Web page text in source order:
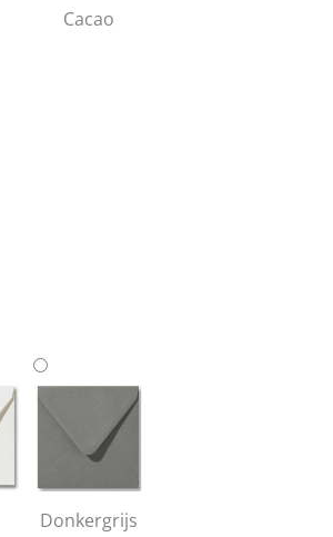
Cacao
Donkergrijs